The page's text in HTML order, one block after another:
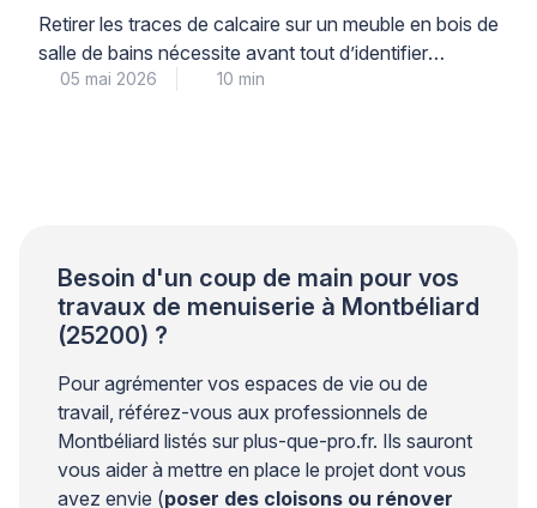
professionnelle
Retirer les traces de calcaire sur un meuble en bois de
salle de bains nécessite avant tout d’identifier
correctement le type de finition pour éviter toute
05 mai 2026 10 min
Besoin d'un coup de main pour vos
travaux de menuiserie à Montbéliard
(25200) ?
Pour agrémenter vos espaces de vie ou de
travail, référez-vous aux professionnels de
Montbéliard listés sur plus-que-pro.fr. Ils sauront
vous aider à mettre en place le projet dont vous
avez envie (poser des cloisons ou rénover